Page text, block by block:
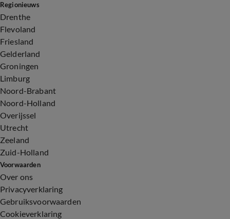
Regionieuws
Drenthe
Flevoland
Friesland
Gelderland
Groningen
Limburg
Noord-Brabant
Noord-Holland
Overijssel
Utrecht
Zeeland
Zuid-Holland
Voorwaarden
Over ons
Privacyverklaring
Gebruiksvoorwaarden
Cookieverklaring